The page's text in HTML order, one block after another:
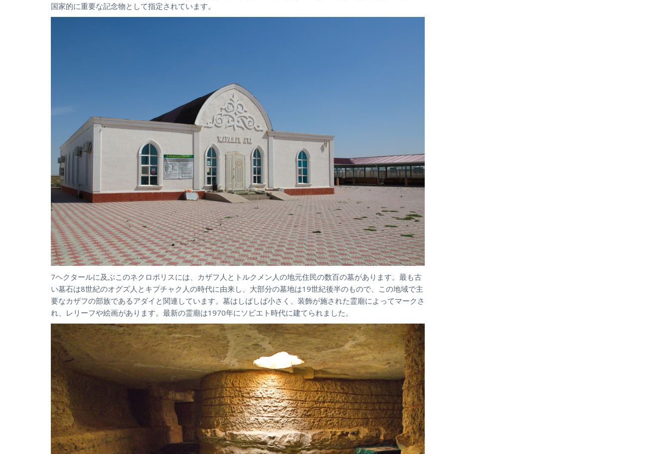
国家的に重要な記念物として指定されています。
7ヘクタールに及ぶこのネクロポリスには、カザフ人とトルクメン人の地元住民の数百の墓があります。最も古
い墓石は8世紀のオグズ人とキプチャク人の時代に由来し、大部分の墓地は19世紀後半のもので、この地域で主
要なカザフの部族であるアダイと関連しています。墓はしばしば小さく、装飾が施された霊廟によってマークさ
れ、レリーフや絵画があります。最新の霊廟は1970年にソビエト時代に建てられました。